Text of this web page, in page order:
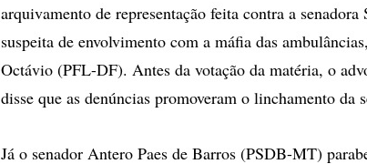
arquivamento de representação feita contra a
suspeita de envolvimento com a máfia das
Octávio (PFL-DF). Antes da votação da matéria, o
disse que as denúncias promoveram o linchamento da
Já o senador Antero Paes de Barros (PSDB-MT)